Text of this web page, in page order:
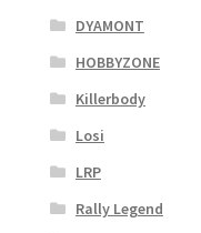
DYAMONT
HOBBYZONE
Killerbody
Losi
LRP
Rally Legend